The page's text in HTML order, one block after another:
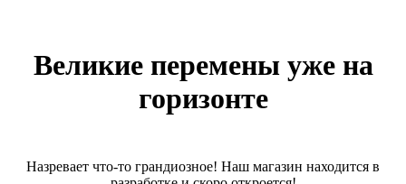
Великие перемены уже на
горизонте
Назревает что-то грандиозное! Наш магазин находится в